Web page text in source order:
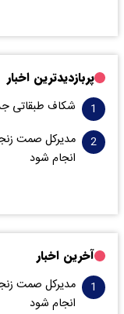
پربازدیدترین اخبار
شکاف طبقاتی
مدیرکل صمت
انجام شود
آخرین اخبار
مدیرکل صمت
انجام شود